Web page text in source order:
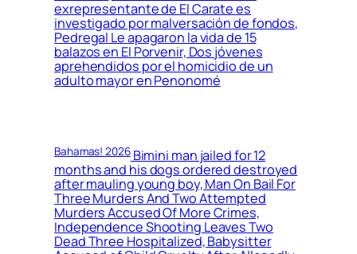
exrepresentante de El Carate es
investigado por malversación de fondos,
Pedregal Le apagaron la vida de 15
balazos en El Porvenir, Dos jóvenes
aprehendidos por el homicidio de un
adulto mayor en Penonomé
Bahamas! 2026Bimini man jailed for 12
months and his dogs ordered destroyed
after mauling young boy, Man On Bail For
Three Murders And Two Attempted
Murders Accused Of More Crimes,
Independence Shooting Leaves Two
Dead Three Hospitalized, Babysitter